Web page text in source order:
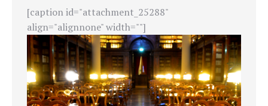
[caption id="attachment_25288"
align="alignnone" width=""]